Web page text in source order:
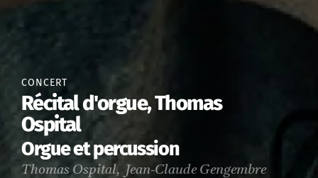
CONCERT
Récital d'orgue, Thomas
Ospital
Orgue et percussion
Thomas Ospital, Jean-Claude Gengembre